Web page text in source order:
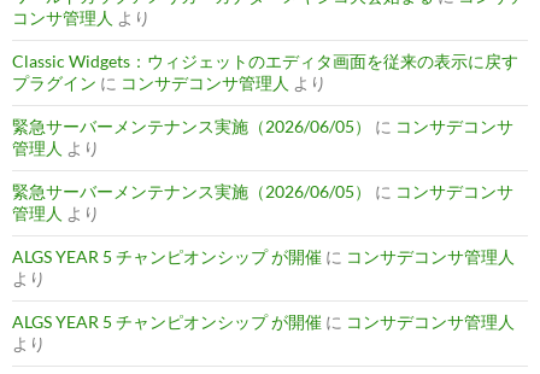
コンサ管理人 より
Classic Widgets：ウィジェットのエディタ画面を従来の表示に戻す
プラグイン に コンサデコンサ管理人 より
緊急サーバーメンテナンス実施（2026/06/05） に コンサデコンサ
管理人 より
緊急サーバーメンテナンス実施（2026/06/05） に コンサデコンサ
管理人 より
ALGS YEAR 5 チャンピオンシップ が開催 に コンサデコンサ管理人
より
ALGS YEAR 5 チャンピオンシップ が開催 に コンサデコンサ管理人
より